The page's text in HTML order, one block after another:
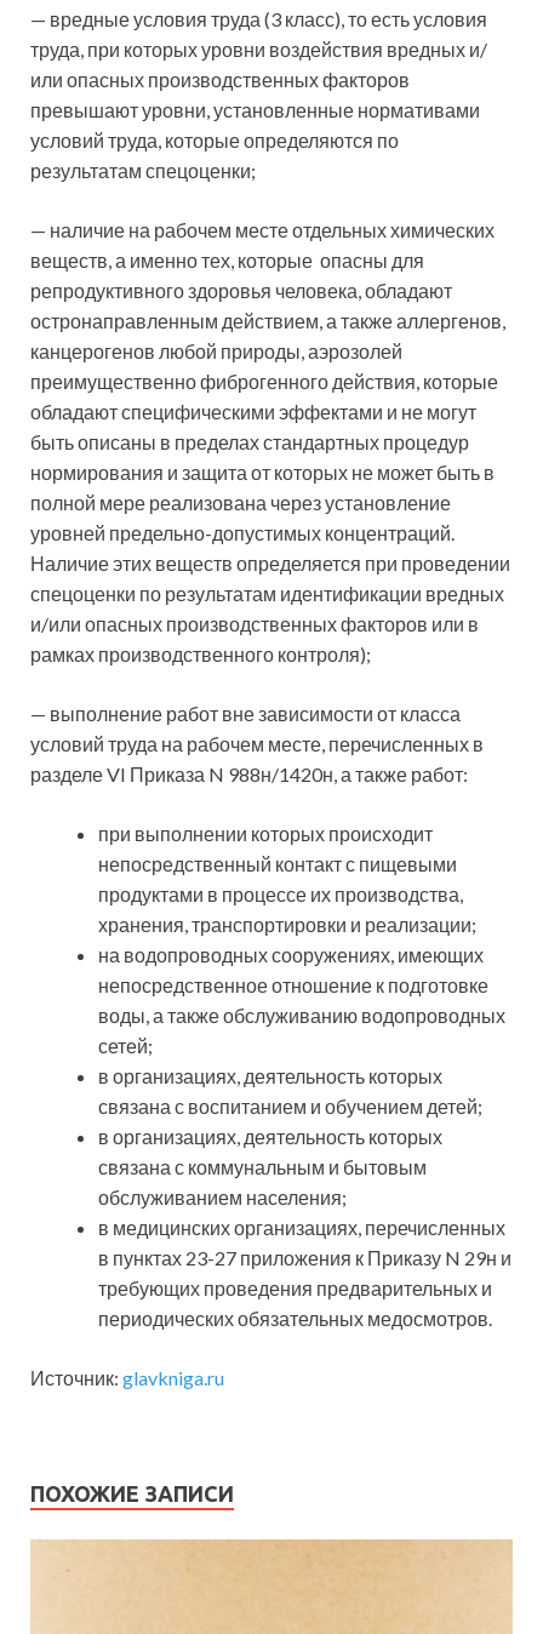
— вредные условия труда (3 класс), то есть условия
труда, при которых уровни воздействия вредных и/
или опасных производственных факторов
превышают уровни, установленные нормативами
условий труда, которые определяются по
результатам спецоценки;
— наличие на рабочем месте отдельных химических
веществ, а именно тех, которые опасны для
репродуктивного здоровья человека, обладают
остронаправленным действием, а также аллергенов,
канцерогенов любой природы, аэрозолей
преимущественно фиброгенного действия, которые
обладают специфическими эффектами и не могут
быть описаны в пределах стандартных процедур
нормирования и защита от которых не может быть в
полной мере реализована через установление
уровней предельно-допустимых концентраций.
Наличие этих веществ определяется при проведении
спецоценки по результатам идентификации вредных
и/или опасных производственных факторов или в
рамках производственного контроля);
— выполнение работ вне зависимости от класса
условий труда на рабочем месте, перечисленных в
разделе VI Приказа N 988н/1420н, а также работ:
при выполнении которых происходит
непосредственный контакт с пищевыми
продуктами в процессе их производства,
хранения, транспортировки и реализации;
на водопроводных сооружениях, имеющих
непосредственное отношение к подготовке
воды, а также обслуживанию водопроводных
сетей;
в организациях, деятельность которых
связана с воспитанием и обучением детей;
в организациях, деятельность которых
связана с коммунальным и бытовым
обслуживанием населения;
в медицинских организациях, перечисленных
в пунктах 23-27 приложения к Приказу N 29н и
требующих проведения предварительных и
периодических обязательных медосмотров.
Источник: glavkniga.ru
ПОХОЖИЕ ЗАПИСИ